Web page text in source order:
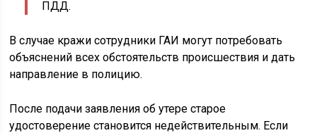
ПДД.
В случае кражи сотрудники ГАИ могут потребовать
объяснений всех обстоятельств происшествия и дать
направление в полицию.
После подачи заявления об утере старое
удостоверение становится недействительным. Если